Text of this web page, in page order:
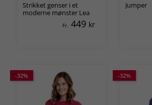
Strikket genser i et
moderne mønster Lea
Fr. 449 kr
Jumper
-32% -32%